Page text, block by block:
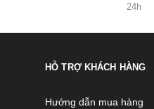
24h
HỖ TRỢ KHÁCH HÀNG
Hướng dẫn mua hàng